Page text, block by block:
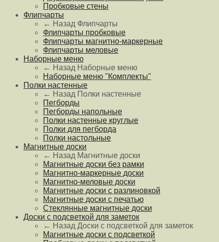
Пробковые стены
Флипчарты
← Назад Флипчарты
Флипчарты пробковые
Флипчарты магнитно-маркерные
Флипчарты меловые
Наборные меню
← Назад Наборные меню
Наборные меню "Комплекты"
Полки настенные
← Назад Полки настенные
Пегборды
Пегборды напольные
Полки настенные круглые
Полки для пегборда
Полки настольные
Магнитные доски
← Назад Магнитные доски
Магнитные доски без рамки
Магнитно-маркерные доски
Магнитно-меловые доски
Магнитные доски с разлиновкой
Магнитные доски с печатью
Стеклянные магнитные доски
Доски с подсветкой для заметок
← Назад Доски с подсветкой для заметок
Магнитные доски с подсветкой